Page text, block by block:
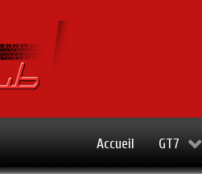
Accueil GT7